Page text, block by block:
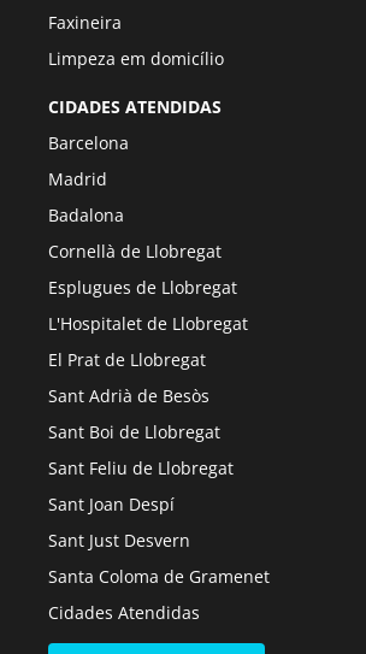
Faxineira
Limpeza em domicílio
CIDADES ATENDIDAS
Barcelona
Madrid
Badalona
Cornellà de Llobregat
Esplugues de Llobregat
L'Hospitalet de Llobregat
El Prat de Llobregat
Sant Adrià de Besòs
Sant Boi de Llobregat
Sant Feliu de Llobregat
Sant Joan Despí
Sant Just Desvern
Santa Coloma de Gramenet
Cidades Atendidas